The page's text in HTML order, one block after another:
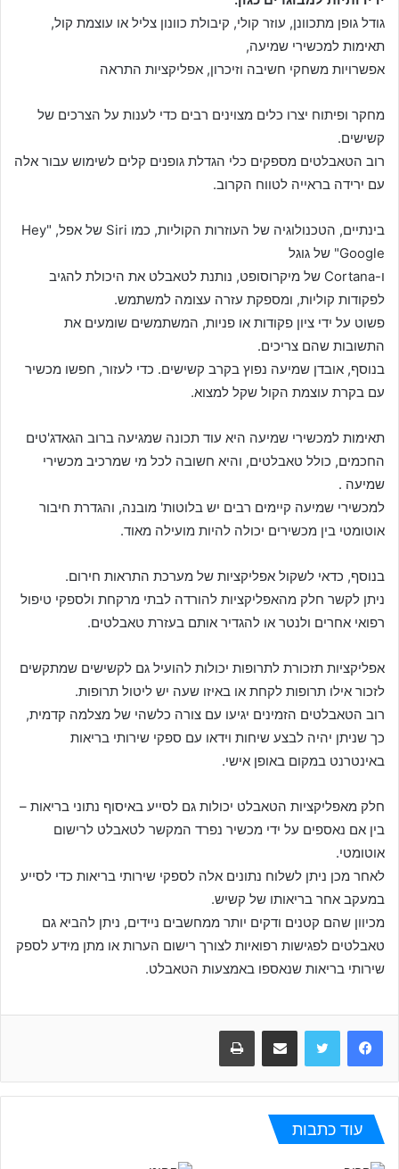
גודל גופן מתכוונן, עוזר קולי, קיבולת כוונון צליל או עוצמת קול,
תאימות למכשירי שמיעה,
אפשרויות משחקי חשיבה וזיכרון, אפליקציות התראה
מחקר ופיתוח יצרו כלים מצוינים רבים כדי לענות על הצרכים של
קשישים.
רוב הטאבלטים מספקים כלי הגדלת גופנים קלים לשימוש עבור אלה
עם ירידה בראייה לטווח הקרוב.
בינתיים, הטכנולוגיה של העוזרות הקוליות, כמו Siri של אפל, "Hey
Google" של גוגל
ו-Cortana של מיקרוסופט, נותנת לטאבלט את היכולת להגיב
לפקודות קוליות, ומספקת עזרה עצומה למשתמש.
פשוט על ידי ציון פקודות או פניות, המשתמשים שומעים את
התשובות שהם צריכים.
בנוסף, אובדן שמיעה נפוץ בקרב קשישים. כדי לעזור, חפשו מכשיר
עם בקרת עוצמת הקול שקל למצוא.
תאימות למכשירי שמיעה היא עוד תכונה שמגיעה ברוב הגאדג'טים
החכמים, כולל טאבלטים, והיא חשובה לכל מי שמרכיב מכשירי
שמיעה .
למכשירי שמיעה קיימים רבים יש בלוטות' מובנה, והגדרת חיבור
אוטומטי בין מכשירים יכולה להיות מועילה מאוד.
בנוסף, כדאי לשקול אפליקציות של מערכת התראות חירום.
ניתן לקשר חלק מהאפליקציות להורדה לבתי מרקחת ולספקי טיפול
רפואי אחרים ולנטר או להגדיר אותם בעזרת טאבלטים.
אפליקציות תזכורת לתרופות יכולות להועיל גם לקשישים שמתקשים
לזכור אילו תרופות לקחת או באיזו שעה יש ליטול תרופות.
רוב הטאבלטים הזמינים יגיעו עם צורה כלשהי של מצלמה קדמית,
כך שניתן יהיה לבצע שיחות וידאו עם ספקי שירותי בריאות
באינטרנט במקום באופן אישי.
חלק מאפליקציות הטאבלט יכולות גם לסייע באיסוף נתוני בריאות –
בין אם נאספים על ידי מכשיר נפרד המקשר לטאבלט לרישום
אוטומטי.
לאחר מכן ניתן לשלוח נתונים אלה לספקי שירותי בריאות כדי לסייע
במעקב אחר בריאותו של קשיש.
מכיוון שהם קטנים ודקים יותר ממחשבים ניידים, ניתן להביא גם
טאבלטים לפגישות רפואיות לצורך רישום הערות או מתן מידע לספק
שירותי בריאות שנאספו באמצעות הטאבלט.
עוד כתבות